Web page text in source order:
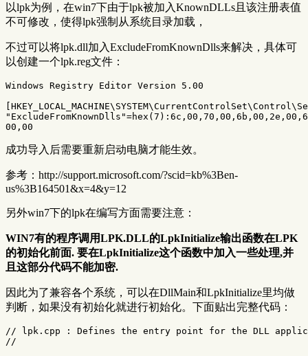
以lpk为例，在win7下由于lpk被加入KnownDLLs且该注册表值
不可修改，使得lpk强制从系统目录加载，
不过可以将lpk.dll加入ExcludeFromKnownDlls来解决，具体可
以创建一个lpk.reg文件：
Windows Registry Editor Version 5.00
成功导入后需要重新启动电脑才能生效。
参考：http://support.microsoft.com/?scid=kb%3Ben-
us%3B164501&x=4&y=12
另外win7下的lpk在编写方面需要注意：
WIN7有的程序调用LPK.DLL的LpkInitialize输出函数在LPK
的初始化前面. 要在LpkInitialize这个函数中加入一些处理,并
且这部分代码不能加密.
因此为了兼容各个系统，可以在DllMain和LpkInitialize里均做
判断，如果没有初始化就进行初始化。下面贴出完整代码：
// lpk.cpp : Defines the entry point for the DLL
//